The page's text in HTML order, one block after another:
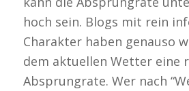
hoch sein. Blogs mit rein
Charakter haben genauso
dem aktuellen Wetter eine
Absprungrate. Wer nach